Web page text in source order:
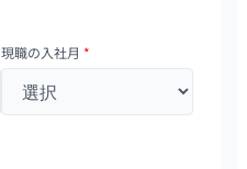
現職の入社月 *